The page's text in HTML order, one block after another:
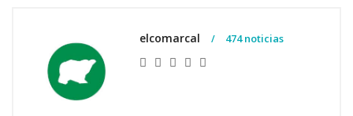
elcomarcal 474 noticias